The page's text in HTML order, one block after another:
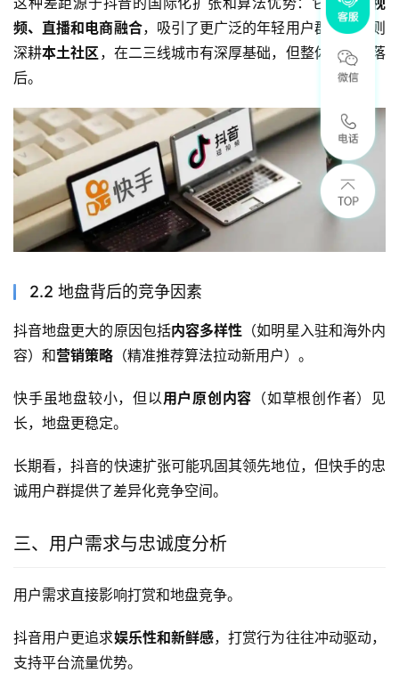
频、直播和电商融合，吸引了更广泛的年轻用户群。快手则
深耕本土社区 ，在二三线城市有深厚基础，但整体规模仍落
后。
2.2 地盘背后的竞争因素
抖音地盘更大的原因包括内容多样性 （如明星入驻和海外内
容）和营销策略 （精准推荐算法拉动新用户）。
快手虽地盘较小，但以用户原创内容 （如草根创作者）见
长，地盘更稳定。
长期看，抖音的快速扩张可能巩固其领先地位，但快手的忠
诚用户群提供了差异化竞争空间。
三、用户需求与忠诚度分析
用户需求直接影响打赏和地盘竞争。
抖音用户更追求娱乐性和新鲜感，打赏行为往往冲动驱动，
支持平台流量优势。